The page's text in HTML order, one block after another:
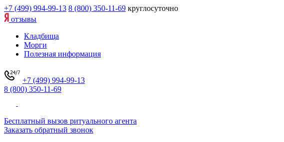
+7 (499) 994-99-13 8 (800) 350-11-69 круглосуточно
отзывы
Кладбища
Морги
Полезная информация
+7 (499) 994-99-13
8 (800) 350-11-69
Бесплатный вызов ритуального агента
Заказать обратный звонок